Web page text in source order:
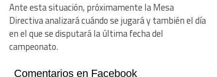
Ante esta situación, próximamente la Mesa
Directiva analizará cuándo se jugará y también el día
en el que se disputará la última fecha del
campeonato.
Comentarios en Facebook